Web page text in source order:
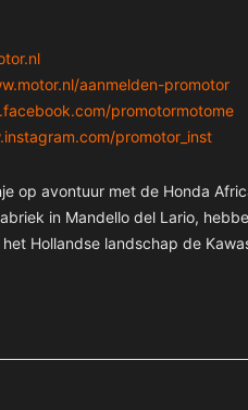
aanmelden-promotor
promotormotome
promotor_inst
op avontuur met de Honda
in Mandello del Lario,
Hollandse landschap de